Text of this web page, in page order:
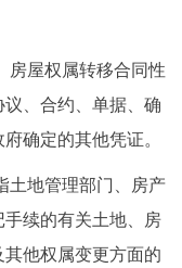
屋权属转移合同性
、合约、单据、确
确定的其他凭证。
地管理部门、房产
续的有关土地、房
他权属变更方面的